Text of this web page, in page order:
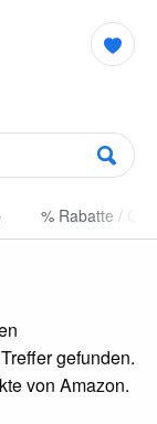
% Rabatte /
gefunden.
von Amazon.